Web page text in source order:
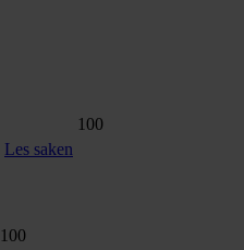
Les saken
100
100